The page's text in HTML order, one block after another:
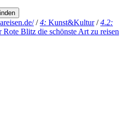
/4: Kunst&Kultur /4.2:
Rote Blitz die schönste Art zu reisen